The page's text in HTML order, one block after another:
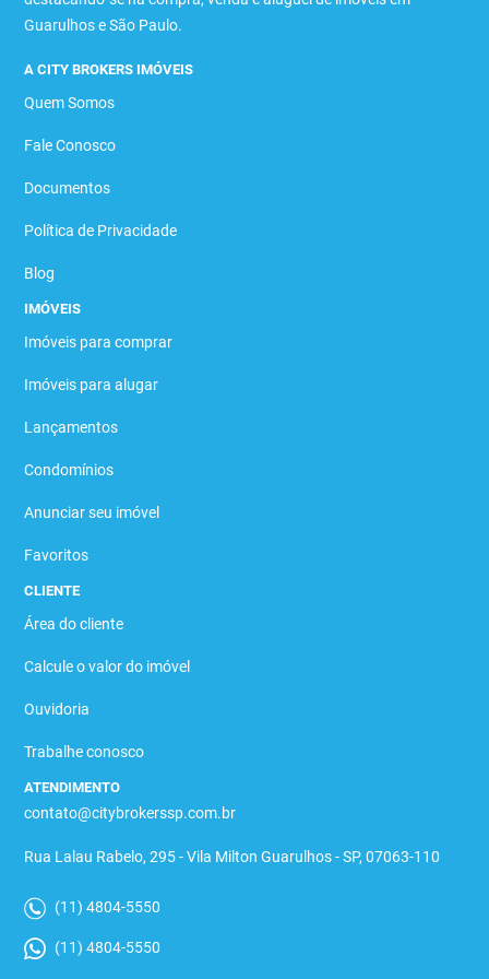
Guarulhos e São Paulo.
A CITY BROKERS IMÓVEIS
Quem Somos
Fale Conosco
Documentos
Política de Privacidade
Blog
IMÓVEIS
Imóveis para comprar
Imóveis para alugar
Lançamentos
Condomínios
Anunciar seu imóvel
Favoritos
CLIENTE
Área do cliente
Calcule o valor do imóvel
Ouvidoria
Trabalhe conosco
ATENDIMENTO
contato@citybrokerssp.com.br
Rua Lalau Rabelo, 295 - Vila Milton Guarulhos - SP, 07063-110
(11) 4804-5550
(11) 4804-5550